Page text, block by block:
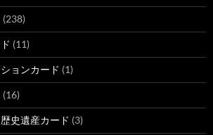
(238)
(11)
ョンカード (1)
(16)
史遺産カード (3)